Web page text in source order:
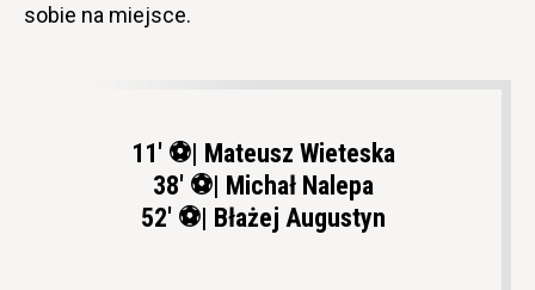
sobie na miejsce.
11' ⚽️| Mateusz Wieteska
38' ⚽️| Michał Nalepa
52' ⚽️| Błażej Augustyn